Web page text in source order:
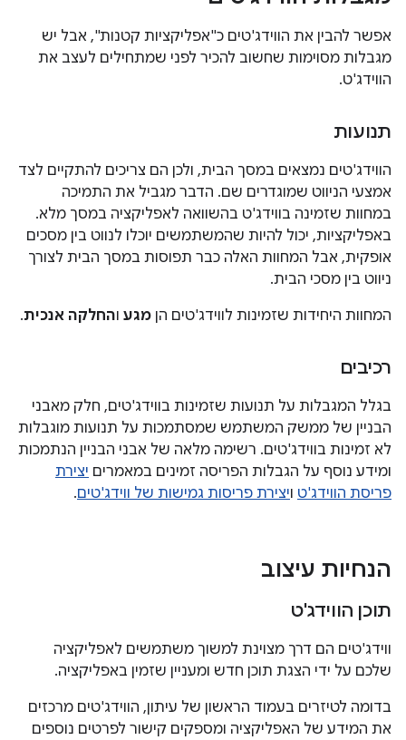
אפשר להבין את הווידג'טים כ"אפליקציות קטנות", אבל יש
מגבלות מסוימות שחשוב להכיר לפני שמתחילים לעצב את
הווידג'ט.
תנועות
הווידג'טים נמצאים במסך הבית, ולכן הם צריכים להתקיים לצד
אמצעי הניווט שמוגדרים שם. הדבר מגביל את התמיכה
במחוות שזמינה בווידג'ט בהשוואה לאפליקציה במסך מלא.
באפליקציות, יכול להיות שהמשתמשים יוכלו לנווט בין מסכים
אופקית, אבל המחוות האלה כבר תפוסות במסך הבית לצורך
ניווט בין מסכי הבית.
המחוות היחידות שזמינות לווידג'טים הן מגע והחלקה אנכית.
רכיבים
בגלל המגבלות על תנועות שזמינות בווידג'טים, חלק מאבני
הבניין של ממשק המשתמש שמסתמכות על תנועות מוגבלות
לא זמינות בווידג'טים. רשימה מלאה של אבני הבניין הנתמכות
ומידע נוסף על הגבלות הפריסה זמינים במאמרים יצירת
פריסת הווידג'ט ויצירת פריסות גמישות של ווידג'טים.
הנחיות עיצוב
תוכן הווידג'ט
ווידג'טים הם דרך מצוינת למשוך משתמשים לאפליקציה
שלכם על ידי הצגת תוכן חדש ומעניין שזמין באפליקציה.
בדומה לטיזרים בעמוד הראשון של עיתון, הווידג'טים מרכזים
את המידע של האפליקציה ומספקים קישור לפרטים נוספים